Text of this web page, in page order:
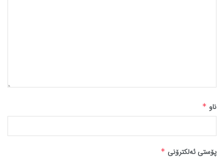
ناو *
پۆستی ئەلکترۆنی *